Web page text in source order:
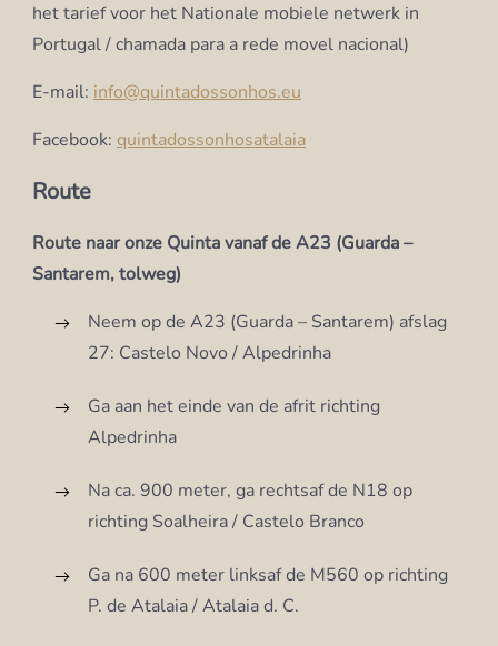
het tarief voor het Nationale mobiele netwerk in
Portugal / chamada para a rede movel nacional)
E-mail: info@quintadossonhos.eu
Facebook: quintadossonhosatalaia
Route
Route naar onze Quinta vanaf de A23 (Guarda –
Santarem, tolweg)
Neem op de A23 (Guarda – Santarem) afslag
27: Castelo Novo / Alpedrinha
Ga aan het einde van de afrit richting
Alpedrinha
Na ca. 900 meter, ga rechtsaf de N18 op
richting Soalheira / Castelo Branco
Ga na 600 meter linksaf de M560 op richting
P. de Atalaia / Atalaia d. C.